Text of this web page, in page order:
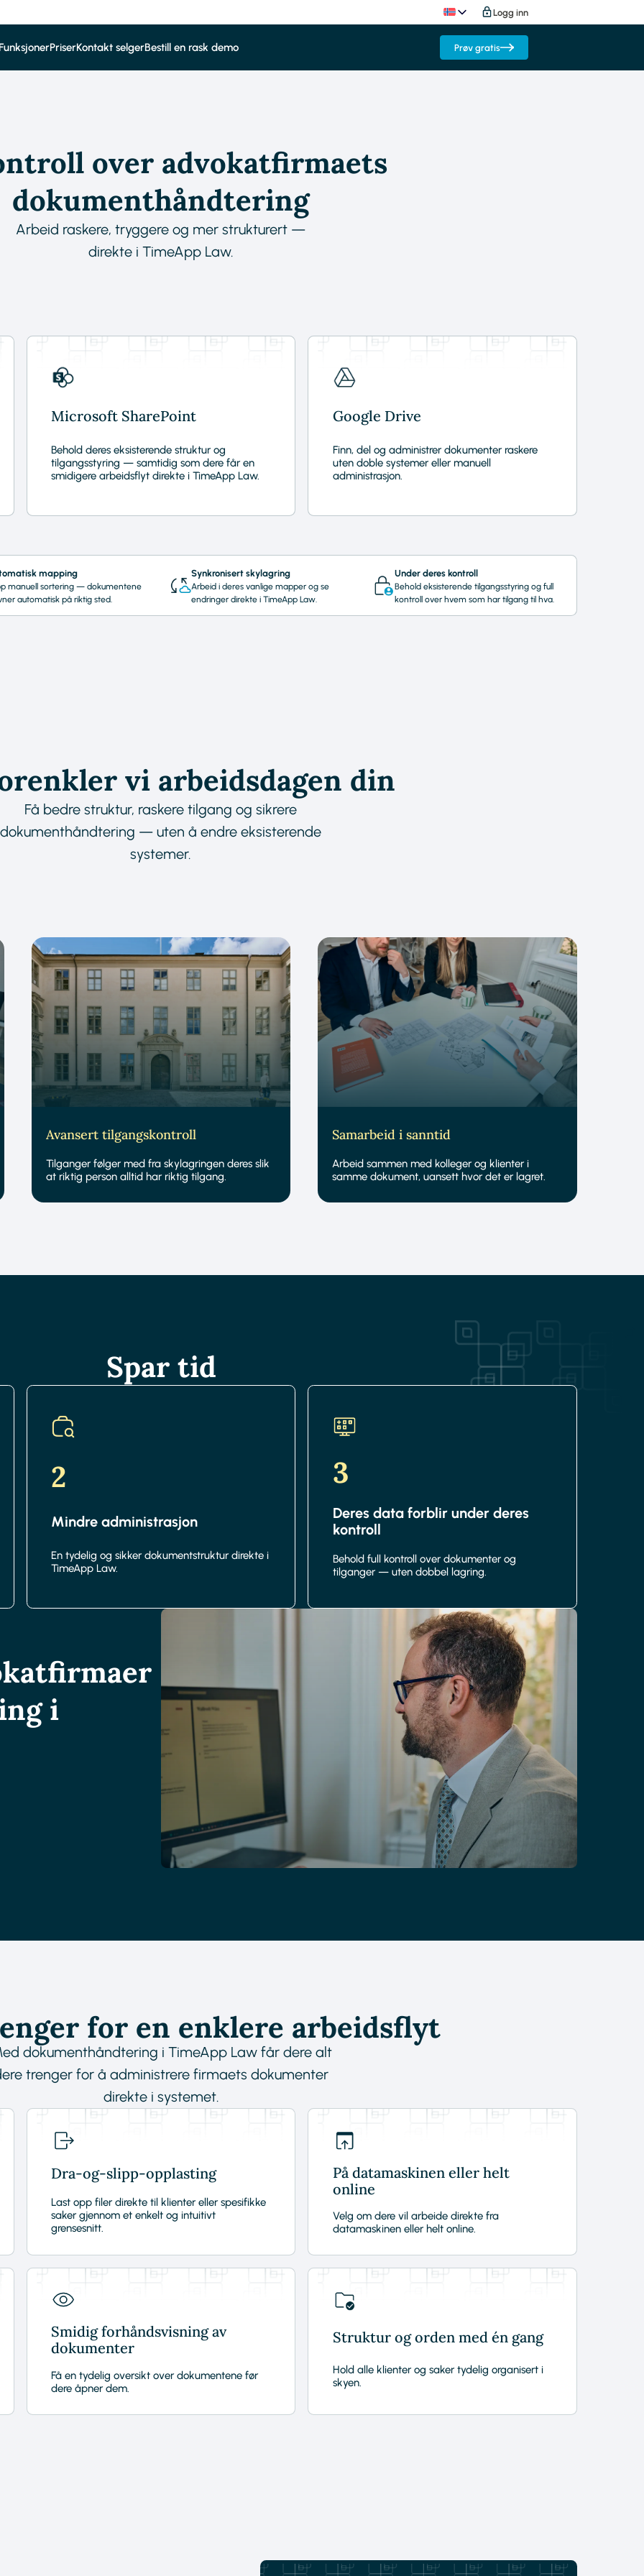
Logg inn
PriserKontakt selgerBestill en rask demo Prøv gratis
over advokatfirmaets
dokumenthåndtering
Arbeid raskere, tryggere og mer strukturert —
direkte i TimeApp Law.
Microsoft SharePoint
Behold deres eksisterende struktur og
tilgangsstyring — samtidig som dere får en
smidigere arbeidsflyt direkte i TimeApp Law.
Google Drive
Finn, del og administrer dokumenter raskere
uten doble systemer eller manuell
administrasjon.
mapping
manuell sortering — dokumentene
automatisk på riktig sted.
Synkronisert skylagring
Arbeid i deres vanlige mapper og se
endringer direkte i TimeApp Law.
Under deres kontroll
Behold eksisterende tilgangsstyring og full
kontroll over hvem som har tilgang til hva.
vi arbeidsdagen din
Få bedre struktur, raskere tilgang og sikrere
dokumenthåndtering — uten å endre eksisterende
systemer.
Avansert tilgangskontroll
Tilganger følger med fra skylagringen deres slik
at riktig person alltid har riktig tilgang.
Samarbeid i sanntid
Arbeid sammen med kolleger og klienter i
samme dokument, uansett hvor det er lagret.
Spar tid
2
Mindre administrasjon
En tydelig og sikker dokumentstruktur direkte i
TimeApp Law.
3
Deres data forblir under deres
kontroll
Behold full kontroll over dokumenter og
tilganger — uten dobbel lagring.
i
for en enklere arbeidsflyt
dokumenthåndtering i TimeApp Law får dere alt
trenger for å administrere firmaets dokumenter
direkte i systemet.
Dra-og-slipp-opplasting
Last opp filer direkte til klienter eller spesifikke
saker gjennom et enkelt og intuitivt
grensesnitt.
På datamaskinen eller helt
online
Velg om dere vil arbeide direkte fra
datamaskinen eller helt online.
Smidig forhåndsvisning av
dokumenter
Få en tydelig oversikt over dokumentene før
dere åpner dem.
Struktur og orden med én gang
Hold alle klienter og saker tydelig organisert i
skyen.